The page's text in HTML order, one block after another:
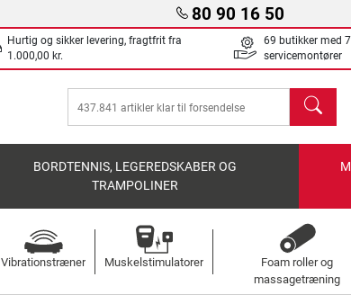
80 90 16 50
Hurtig og sikker levering, fragtfrit fra
1.000,00 kr.
69 butikker med
servicemontører
søg
BORDTENNIS, LEGEREDSKABER OG
TRAMPOLINER
Vibrationstræner Muskelstimulatorer
Foam roller og
massagetræning